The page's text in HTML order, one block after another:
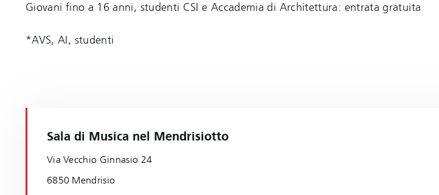
Giovani fino a 16 anni, studenti CSI e Accademia di Architettura: entrata gratuita
*AVS, AI, studenti
Sala di Musica nel Mendrisiotto
Via Vecchio Ginnasio 24
6850 Mendrisio